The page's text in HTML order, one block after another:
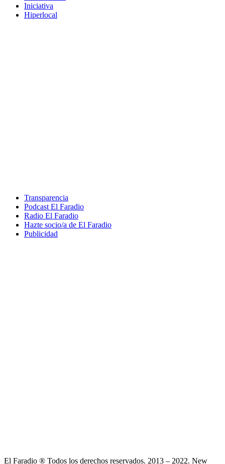
Iniciativa
Hiperlocal
Transparencia
Podcast El Faradio
Radio El Faradio
Hazte socio/a de El Faradio
Publicidad
El Faradio ® Todos los derechos reservados. 2013 – 2022. New